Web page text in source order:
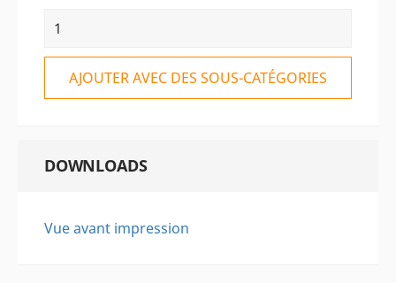
AJOUTER AVEC DES SOUS-CATÉGORIES
DOWNLOADS
Vue avant impression